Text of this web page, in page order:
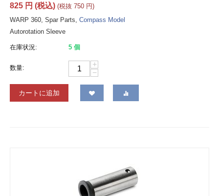
825 円 (税込) (税抜 750 円)
WARP 360, Spar Parts, Compass Model
Autorotation Sleeve
在庫状況: 5 個
数量:
+
−
カートに追加